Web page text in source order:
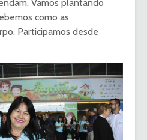
Vamos plantando
como as
Participamos desde